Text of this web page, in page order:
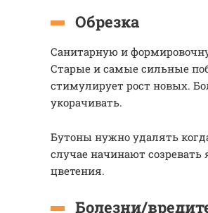
Обрезка
Санитарную и
Старые и самые сильные
стимулирует рост новых.
укорачивать.
Бутоны нужно удалять
случае начинают
цветения.
Болезни/